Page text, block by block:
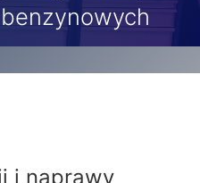
i naprawy